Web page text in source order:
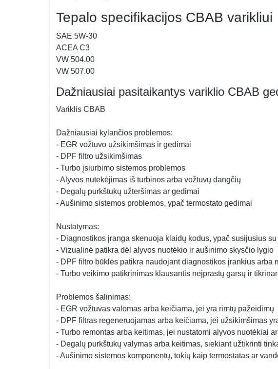
Tepalo specifikacijos CBAB varikliui
SAE 5W-30
ACEA C3
VW 504.00
VW 507.00
Dažniausiai pasitaikantys variklio CBAB
Variklis CBAB
Dažniausiai kylančios problemos:
- EGR vožtuvo užsikimšimas ir gedimai
- DPF filtro užsikimšimas
- Turbo įsiurbimo sistemos problemos
- Alyvos nutekėjimas iš turbinos arba vožtuvų dangčių
- Degalų purkštukų užteršimas ar gedimai
- Aušinimo sistemos problemos, ypač termostato gedimai
Nustatymas:
- Diagnostikos įranga skenuoja klaidų kodus, ypač susijusius
- Vizualinė patikra dėl alyvos nuotėkio ir aušinimo skysčio lygio
- DPF filtro būklės patikra naudojant diagnostikos įrankius arba
- Turbo veikimo patikrinimas klausantis neįprastų garsų ir
Problemos šalinimas:
- EGR vožtuvas valomas arba keičiama, jei yra rimtų pažeidimų
- DPF filtras regeneruojamas arba keičiama, jei užsikimšimas
- Turbo remontas arba keitimas, jei nustatomi alyvos nuotėkiai
- Degalų purkštukų valymas arba keitimas, siekiant užtikrinti
- Aušinimo sistemos komponentų, tokių kaip termostatas ar